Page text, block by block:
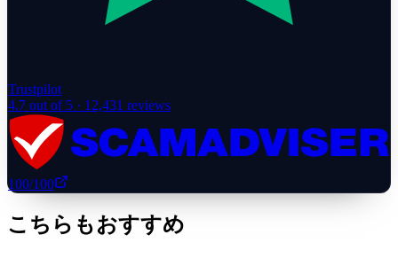
Trustpilot
4.7 out of 5 · 12,431 reviews
100/100
こちらもおすすめ